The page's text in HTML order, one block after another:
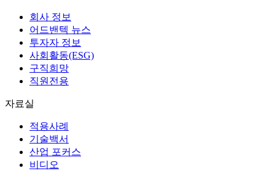
회사 정보
어드밴텍 뉴스
투자자 정보
사회활동(ESG)
구직희망
직원전용
자료실
적용사례
기술백서
산업 포커스
비디오